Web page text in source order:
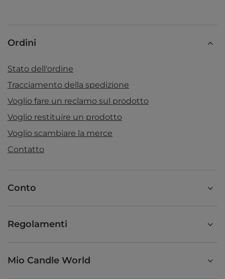
Ordini
Stato dell'ordine
Tracciamento della spedizione
Voglio fare un reclamo sul prodotto
Voglio restituire un prodotto
Voglio scambiare la merce
Contatto
Conto
Regolamenti
Mio Candle World